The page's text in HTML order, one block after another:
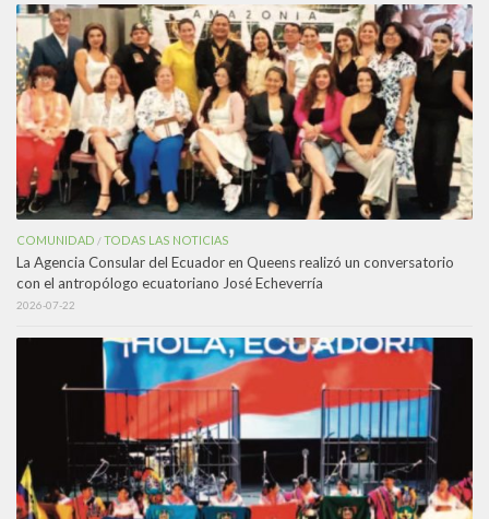
COMUNIDAD /TODAS LAS NOTICIAS
La Agencia Consular del Ecuador en Queens realizó un conversatorio
con el antropólogo ecuatoriano José Echeverría
2026-07-22